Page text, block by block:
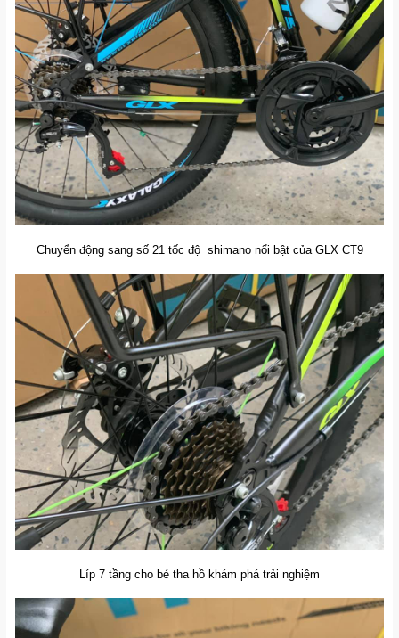
Chuyển động sang số 21 tốc độ shimano nổi bật của GLX CT9
Líp 7 tầng cho bé tha hồ khám phá trải nghiệm